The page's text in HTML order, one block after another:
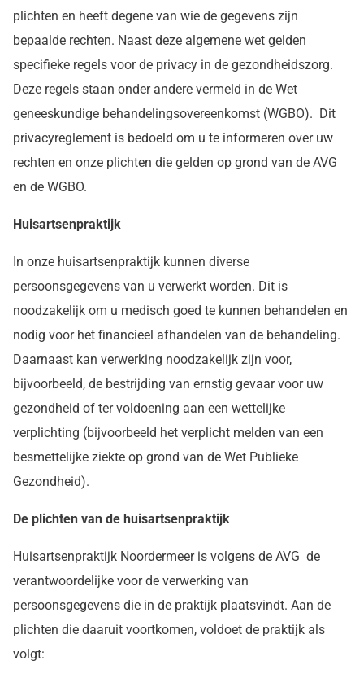
plichten en heeft degene van wie de gegevens zijn
bepaalde rechten. Naast deze algemene wet gelden
specifieke regels voor de privacy in de gezondheidszorg.
Deze regels staan onder andere vermeld in de Wet
geneeskundige behandelingsovereenkomst (WGBO). Dit
privacyreglement is bedoeld om u te informeren over uw
rechten en onze plichten die gelden op grond van de AVG
en de WGBO.
Huisartsenpraktijk
In onze huisartsenpraktijk kunnen diverse
persoonsgegevens van u verwerkt worden. Dit is
noodzakelijk om u medisch goed te kunnen behandelen en
nodig voor het financieel afhandelen van de behandeling.
Daarnaast kan verwerking noodzakelijk zijn voor,
bijvoorbeeld, de bestrijding van ernstig gevaar voor uw
gezondheid of ter voldoening aan een wettelijke
verplichting (bijvoorbeeld het verplicht melden van een
besmettelijke ziekte op grond van de Wet Publieke
Gezondheid).
De plichten van de huisartsenpraktijk
Huisartsenpraktijk Noordermeer is volgens de AVG de
verantwoordelijke voor de verwerking van
persoonsgegevens die in de praktijk plaatsvindt. Aan de
plichten die daaruit voortkomen, voldoet de praktijk als
volgt: